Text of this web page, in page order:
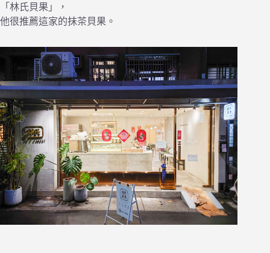
「林氏貝果」，
他很推薦這家的抹茶貝果。